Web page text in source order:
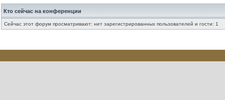
Кто сейчас на конференции
Сейчас этот форум просматривают: нет зарегистрированных пользователей и гости: 1